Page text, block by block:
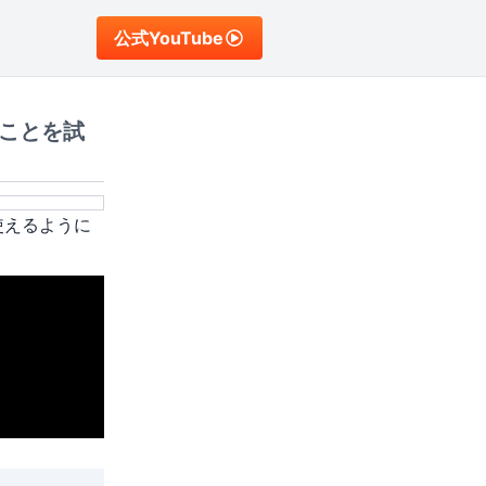
公式YouTube
とを試
るように